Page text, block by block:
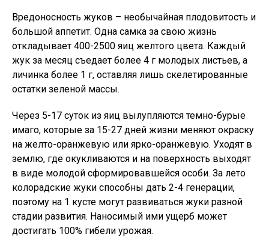
Вредоносность жуков – необычайная плодовитость и
большой аппетит. Одна самка за свою жизнь
откладывает 400-2500 яиц желтого цвета. Каждый
жук за месяц съедает более 4 г молодых листьев, а
личинка более 1 г, оставляя лишь скелетированные
остатки зеленой массы.
Через 5-17 суток из яиц вылупляются темно-бурые
имаго, которые за 15-27 дней жизни меняют окраску
на желто-оранжевую или ярко-оранжевую. Уходят в
землю, где окукливаются и на поверхность выходят
в виде молодой сформировавшейся особи. За лето
колорадские жуки способны дать 2-4 генерации,
поэтому на 1 кусте могут развиваться жуки разной
стадии развития. Наносимый ими ущерб может
достигать 100% гибели урожая.